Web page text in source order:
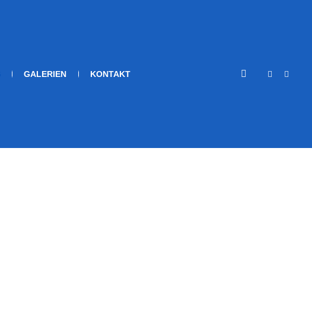
GALERIEN KONTAKT